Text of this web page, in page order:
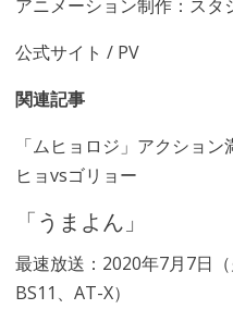
アニメーション制作：スタ
公式サイト / PV
関連記事
「ムヒョロジ」アクショ
ヒョvsゴリョー
「うまよん」
最速放送：2020年7月7日（
BS11、AT-X）